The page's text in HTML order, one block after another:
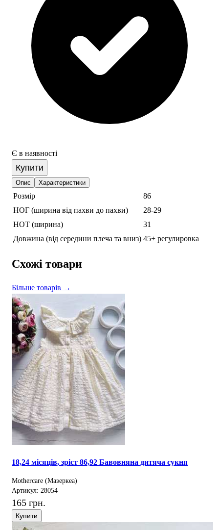
Є в наявності
Купити
Опис Характеристики
Розмір
86
НОГ (ширина від пахви до пахви)
28-29
НОТ (ширина)
31
Довжина (від середини плеча та вниз) 45+ регулировка
Схожі товари
Більше товарів →
18,24 місяців, зріст 86,92 Бавовняна дитяча сукня
Mothercare (Мазеркеа)
Артикул: 28054
165 грн.
Купити